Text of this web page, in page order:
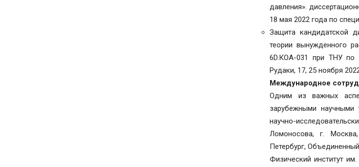
давления».
18 мая 2022 года по
Защита кандидатской
теории вынужденного
6D.КОА-031 при ТНУ по
Рудаки, 17, 25 ноября
Международное
Одним из важных
зарубежными
научно-
Ломоносова, г. Москва,
Петербург,
Физический институт